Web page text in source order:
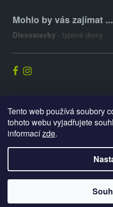
Tento web používá soubory
tohoto webu vyjadřujete
informacízde.
Mohlo by vás zajímat ...
Dřevostavby - typové domy
Copyright 2026E-shop
Upravit